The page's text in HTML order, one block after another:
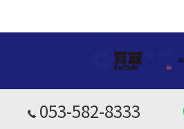
053-582-8333